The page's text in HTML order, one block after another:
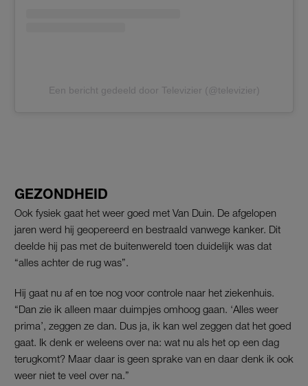
Een bericht gedeeld door Televizier (@televizier)
GEZONDHEID
Ook fysiek gaat het weer goed met Van Duin. De afgelopen
jaren werd hij geopereerd en bestraald vanwege kanker. Dit
deelde hij pas met de buitenwereld toen duidelijk was dat
“alles achter de rug was”.
Hij gaat nu af en toe nog voor controle naar het ziekenhuis.
“Dan zie ik alleen maar duimpjes omhoog gaan. ‘Alles weer
prima’, zeggen ze dan. Dus ja, ik kan wel zeggen dat het goed
gaat. Ik denk er weleens over na: wat nu als het op een dag
terugkomt? Maar daar is geen sprake van en daar denk ik ook
weer niet te veel over na.”